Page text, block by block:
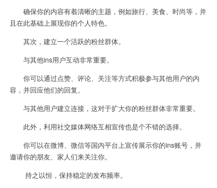
确保你的内容有着清晰的主题，例如旅行、美食、时尚等，并
且在此基础上展现你的个人特色。
其次，建立一个活跃的粉丝群体。
与其他ins用户互动非常重要。
你可以通过点赞、评论、关注等方式积极参与其他用户的内
容，并回应他们的回复。
与其他用户建立连接，这对于扩大你的粉丝群体非常重要。
此外，利用社交媒体网络互相宣传也是个不错的选择。
你可以在微博、微信等国内平台上宣传展示你的ins账号，并
邀请你的朋友、家人们来关注你。
持之以恒，保持稳定的发布频率。